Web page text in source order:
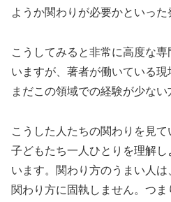
ようか関わりが必要かといった
こうしてみると非常に高度な
いますが、著者が働いている
まだこの領域での経験が少ない
こうした人たちの関わりを見て
子どもたち一人ひとりを理解
います。関わり方のうまい人
関わり方に固執しません。つ